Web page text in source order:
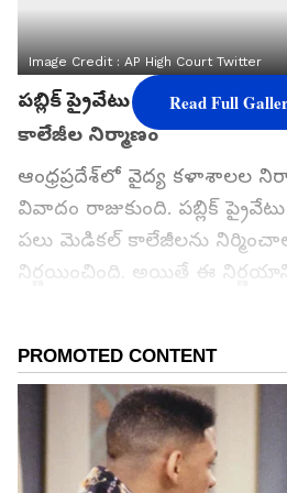
Image Credit :AP High Court Twitter
పబ్లిక్ ప్రైవేటు
కాలేజీల నిర్మాణం
ఆంధ్రప్రదేశ్‌లో వైద్య కళాశాలల
వివాదం రాజుకుంది. పబ్లిక్
పలు మెడికల్ కాలేజీలను
నిర్ణయించింది. అయితే ఈ
వ్యాఖ్యలు చేసింది. ప్రభుత్వం
విధించలేమని తేల్చి చెప్పింది.
గూగుల్‌లో ఆసక్తికరమైన సమాచారం
ను మీ ఫ్రిఫర్డ్ సోర్స్ గా
Read Full